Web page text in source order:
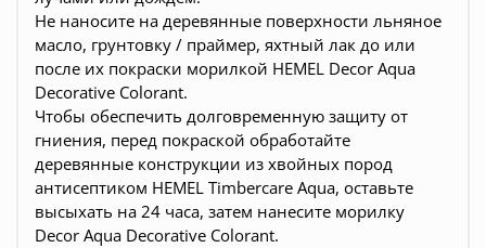
Не наносите на деревянные поверхности льняное
масло, грунтовку / праймер, яхтный лак до или
после их покраски морилкой HEMEL Decor Aqua
Decorative Colorant.
Чтобы обеспечить долговременную защиту от
гниения, перед покраской обработайте
деревянные конструкции из хвойных пород
антисептиком HEMEL Timbercare Aqua, оставьте
высыхать на 24 часа, затем нанесите морилку
Decor Aqua Decorative Colorant.